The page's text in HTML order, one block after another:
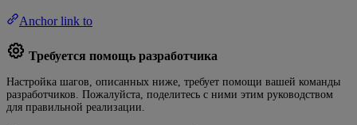
Anchor link to
Требуется помощь разработчика
Настройка шагов, описанных ниже, требует помощи вашей команды
разработчиков. Пожалуйста, поделитесь с ними этим руководством
для правильной реализации.